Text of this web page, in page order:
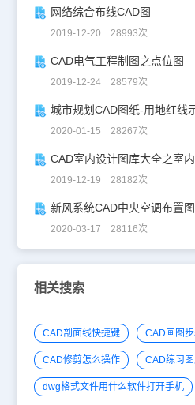
网络综合布线CAD图
2019-12-20 28993次
CAD电气工程制图之点位图
2019-12-24 28579次
城市规划CAD图纸-用地红线
2020-01-15 28267次
CAD室内设计图库大全之室
2019-12-19 28182次
新风系统CAD中央空调布置图
2020-03-17 28116次
相关搜索
CAD剖面线快捷键 CAD画图
CAD修剪怎么操作 CAD练习
dwg格式文件用什么软件打开手机